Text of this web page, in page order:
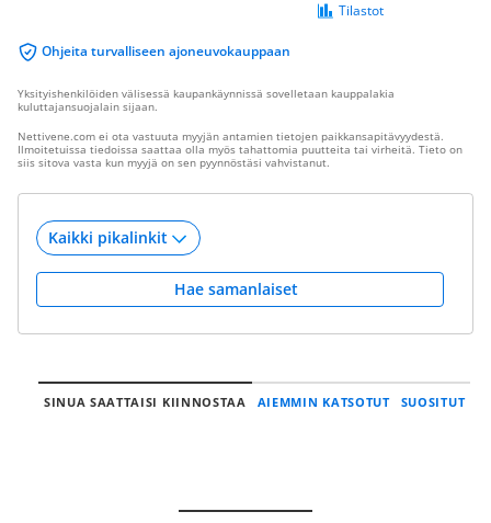
Ohjeita turvalliseen ajoneuvokauppaan
Tilastot
Yksityishenkilöiden välisessä kaupankäynnissä sovelletaan kauppalakia
kuluttajansuojalain sijaan.
Nettivene.com ei ota vastuuta myyjän antamien tietojen paikkansapitävyydestä.
Ilmoitetuissa tiedoissa saattaa olla myös tahattomia puutteita tai virheitä. Tieto on
siis sitova vasta kun myyjä on sen pyynnöstäsi vahvistanut.
Hae samanlaiset
SINUA SAATTAISI KIINNOSTAA AIEMMIN KATSOTUT SUOSITUT